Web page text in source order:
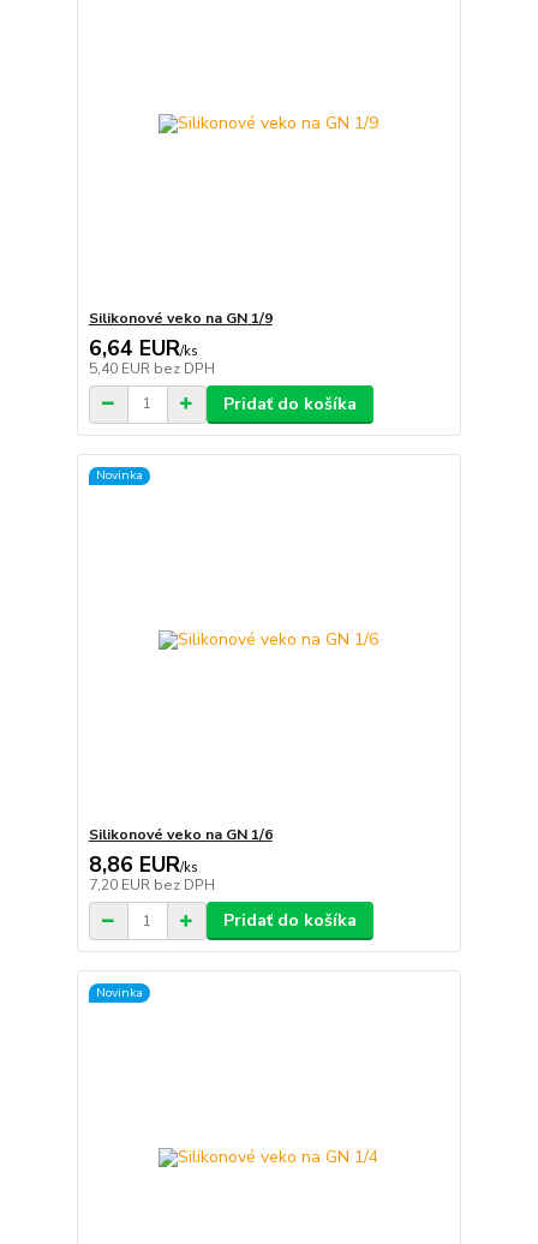
Silikonové veko na GN 1/9
6,64 EUR/ks
5,40 EUR bez DPH
Pridať do košíka
Novinka
Silikonové veko na GN 1/6
8,86 EUR/ks
7,20 EUR bez DPH
Pridať do košíka
Novinka